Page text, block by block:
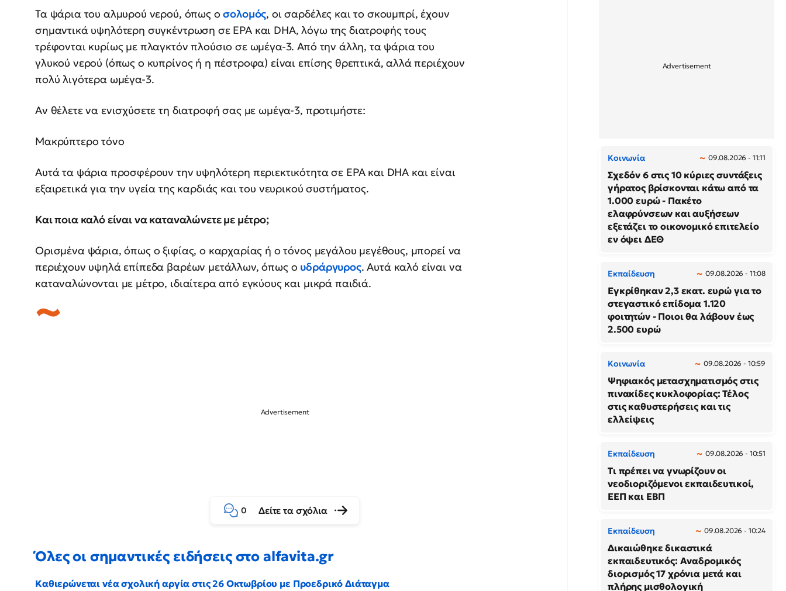
Τα ψάρια του αλμυρού νερού, όπως οσολομός, οι σαρδέλες και το σκουμπρί, έχουν
σημαντικά υψηλότερη συγκέντρωση σε EPA και DHA, λόγω της διατροφής τους
τρέφονται κυρίως με πλαγκτόν πλούσιο σε ωμέγα-3. Από την άλλη, τα ψάρια του
γλυκού νερού (όπως ο κυπρίνος ή η πέστροφα) είναι επίσης θρεπτικά, αλλά περιέχουν
πολύ λιγότερα ωμέγα-3.
Αν θέλετε να ενισχύσετε τη διατροφή σας με ωμέγα-3, προτιμήστε:
Μακρύπτερο τόνο
Αυτά τα ψάρια προσφέρουν την υψηλότερη περιεκτικότητα σε EPA και DHA και είναι
εξαιρετικά για την υγεία της καρδιάς και του νευρικού συστήματος.
Και ποια καλό είναι να καταναλώνετε με μέτρο;
Ορισμένα ψάρια, όπως ο ξιφίας, ο καρχαρίας ή ο τόνος μεγάλου μεγέθους, μπορεί να
περιέχουν υψηλά επίπεδα βαρέων μετάλλων, όπως ο υδράργυρος. Αυτά καλό είναι να
καταναλώνονται με μέτρο, ιδιαίτερα από εγκύους και μικρά παιδιά.
0 Δείτε τα σχόλια
Όλες οι σημαντικές ειδήσεις στο alfavita.gr
Καθιερώνεται νέα σχολική αργία στις 26 Οκτωβρίου με Προεδρικό Διάταγμα
Κοινωνία 09.08.2026 - 11:11
Σχεδόν 6 στις 10 κύριες συντάξεις
γήρατος βρίσκονται κάτω από τα
1.000 ευρώ - Πακέτο
ελαφρύνσεων και αυξήσεων
εξετάζει το οικονομικό επιτελείο
εν όψει ΔΕΘ
Εκπαίδευση 09.08.2026 - 11:08
Εγκρίθηκαν 2,3 εκατ. ευρώ για το
στεγαστικό επίδομα 1.120
φοιτητών - Ποιοι θα λάβουν έως
2.500 ευρώ
Κοινωνία 09.08.2026 - 10:59
Ψηφιακός μετασχηματισμός στις
πινακίδες κυκλοφορίας: Τέλος
στις καθυστερήσεις και τις
ελλείψεις
Εκπαίδευση 09.08.2026 - 10:51
Τι πρέπει να γνωρίζουν οι
νεοδιοριζόμενοι εκπαιδευτικοί,
ΕΕΠ και ΕΒΠ
Εκπαίδευση 09.08.2026 - 10:24
Δικαιώθηκε δικαστικά
εκπαιδευτικός: Αναδρομικός
διορισμός 17 χρόνια μετά και
πλήρης μισθολογική